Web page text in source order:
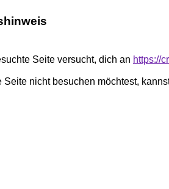
Seite versucht, dich an https://
Seite nicht besuchen möchtest,